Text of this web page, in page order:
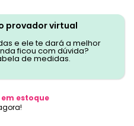
provador virtual
e ele te dará a melhor
ficou com dúvida?
de medidas.
em estoque